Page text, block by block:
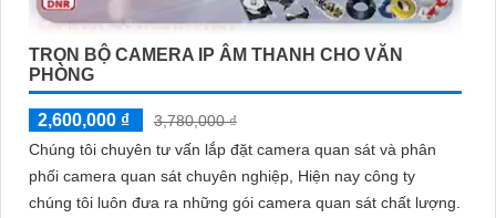
TRỌN BỘ CAMERA IP ÂM THANH CHO VĂN
PHÒNG
2,600,000 ₫
3,780,000 ₫
Chúng tôi chuyên tư vấn lắp đặt camera quan sát và phân
phối camera quan sát chuyên nghiệp, Hiện nay công ty
chúng tôi luôn đưa ra những gói camera quan sát chất lượng.